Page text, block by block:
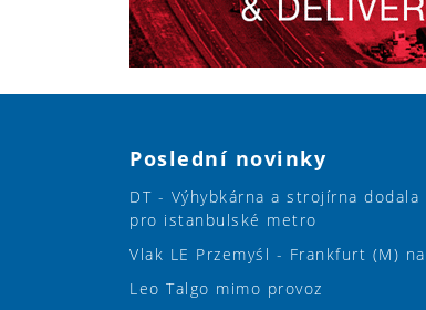
Poslední novinky
DT - Výhybkárna a strojírna dodala
pro istanbulské metro
Vlak LE Przemyśl - Frankfurt (M)
Leo Talgo mimo provoz